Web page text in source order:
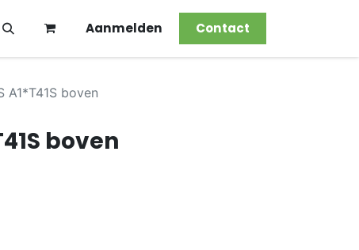
Aanmelden Contact
A1*T41S boven
boven